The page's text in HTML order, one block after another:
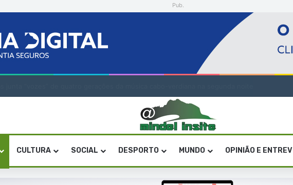
Pub.
CULTURA SOCIAL DESPORTO MUNDO OPINIÃO E